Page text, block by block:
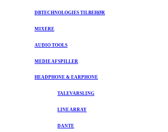
DBTECHNOLOGIES TILBEHØR
MIXERE
AUDIO TOOLS
MEDIE AFSPILLER
HEADPHONE & EARPHONE
TALEVARSLING
LINE ARRAY
DANTE